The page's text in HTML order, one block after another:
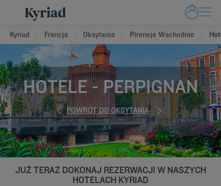
Kyriad Francja Oksytania Pireneje Wschodnie
HOTELE - PERPIGNAN
POWRÓT DO OKSYTANIA
JUŻ TERAZ DOKONAJ REZERWACJI W NASZYCH
HOTELACH KYRIAD